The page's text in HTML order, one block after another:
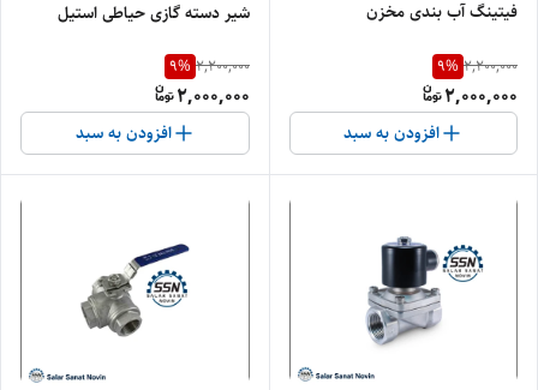
فیتینگ آب بندی مخزن
2,200,000
9%
2,000,000
افزودن به سبد
شیر دسته گازی حیاطی استیل
2,200,000
9%
2,000,000
افزودن به سبد